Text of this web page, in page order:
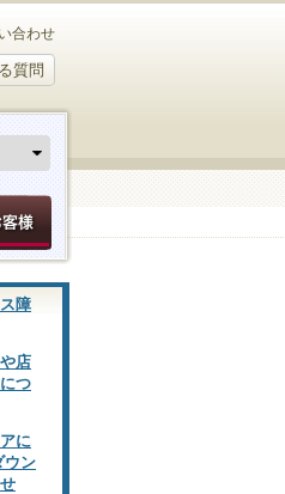
合わせ
質問
障
店
つ
に
ウン